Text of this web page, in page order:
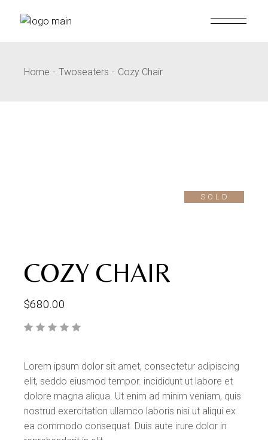
Home Twoseaters Cozy Chair
SOLD
COZY CHAIR
$680.00
Lorem ipsum dolor sit amet, consectetur adipiscing
elit, seddo eiusmod tempor. incididunt ut labore et
dolore magna aliqua. Ut enim ad minim veniam, quis
nostrud exercitation ullamco laboris nisi ut aliqui ex
ea commodo consequat. Duis aute irure dolor in